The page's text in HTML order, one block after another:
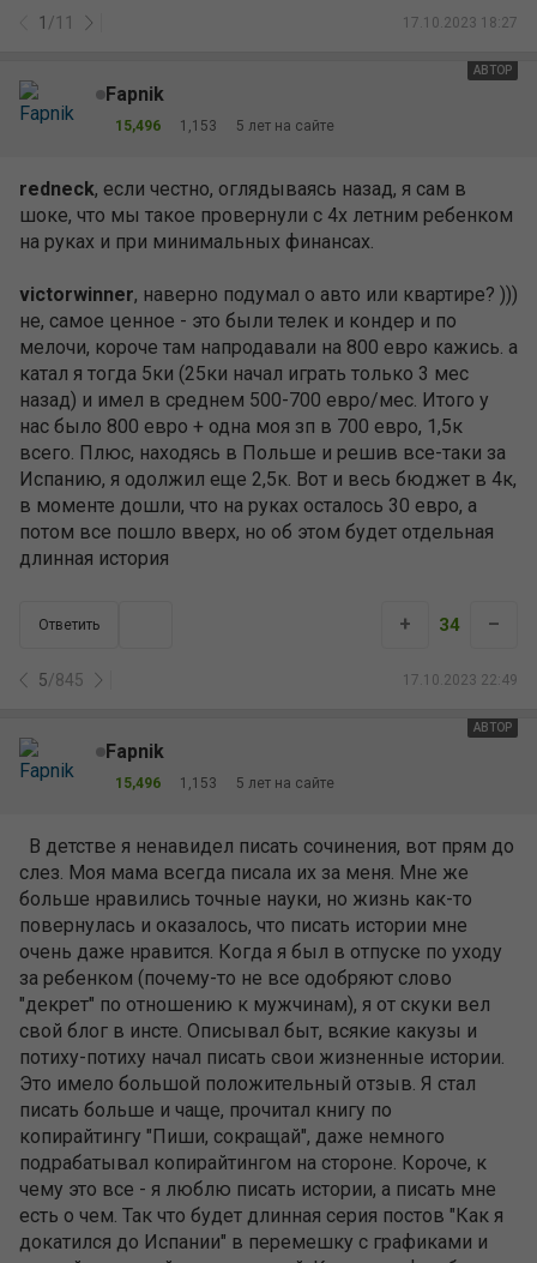
1 /11 17.10.2023 18:27
АВТОР
Fapnik
15,496 1,153 5 лет на сайте
redneck, если честно, оглядываясь назад, я сам в
шоке, что мы такое провернули с 4х летним ребенком
на руках и при минимальных финансах.
victorwinner, наверно подумал о авто или квартире? )))
не, самое ценное - это были телек и кондер и по
мелочи, короче там напродавали на 800 евро кажись. а
катал я тогда 5ки (25ки начал играть только 3 мес
назад) и имел в среднем 500-700 евро/мес. Итого у
нас было 800 евро + одна моя зп в 700 евро, 1,5к
всего. Плюс, находясь в Польше и решив все-таки за
Испанию, я одолжил еще 2,5к. Вот и весь бюджет в 4к,
в моменте дошли, что на руках осталось 30 евро, а
потом все пошло вверх, но об этом будет отдельная
длинная история
Ответить
5/845 17.10.2023 22:49
+ 34 –
АВТОР
Fapnik
15,496 1,153 5 лет на сайте
В детстве я ненавидел писать сочинения, вот прям до
слез. Моя мама всегда писала их за меня. Мне же
больше нравились точные науки, но жизнь как-то
повернулась и оказалось, что писать истории мне
очень даже нравится. Когда я был в отпуске по уходу
за ребенком (почему-то не все одобряют слово
"декрет" по отношению к мужчинам), я от скуки вел
свой блог в инсте. Описывал быт, всякие какузы и
потиху-потиху начал писать свои жизненные истории.
Это имело большой положительный отзыв. Я стал
писать больше и чаще, прочитал книгу по
копирайтингу "Пиши, сокращай", даже немного
подрабатывал копирайтингом на стороне. Короче, к
чему это все - я люблю писать истории, а писать мне
есть о чем. Так что будет длинная серия постов "Как я
докатился до Испании" в перемешку с графиками и